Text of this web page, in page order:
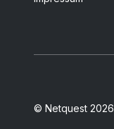
© Netquest 2026